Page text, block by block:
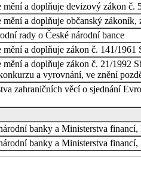
mění a doplňuje devizový zákon č.
mění a doplňuje občanský
rady o České národní bance
mění a doplňuje zákon č. 141/
mění a doplňuje zákon č. 21/1992
a vyrovnání, ve znění
zahraničních věcí o sjednání
banky a Ministerstva
banky a Ministerstva